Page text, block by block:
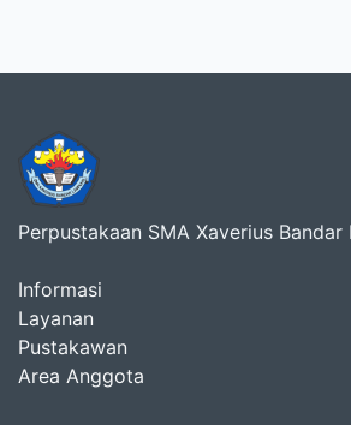
Perpustakaan SMA Xaverius Bandar
Informasi
Layanan
Pustakawan
Area Anggota